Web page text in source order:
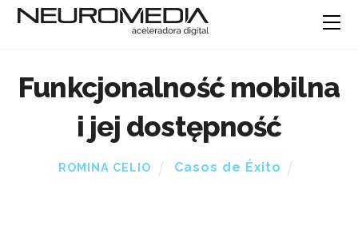
Funkcjonalność mobilna
i jej dostępność
ROMINA CELIO Casos de Éxito